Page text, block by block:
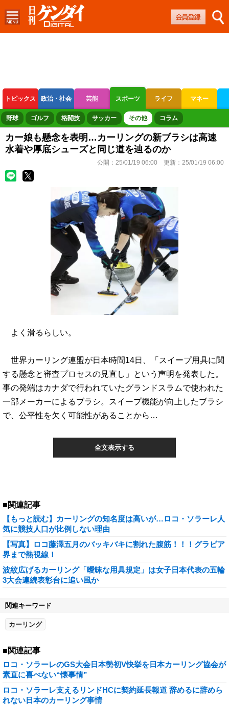
トピックス 政治・社会 芸能 スポーツ ライフ マネー
ボートレース 競輪 オートレース
野球 ゴルフ 格闘技 サッカー その他 コラム
カー娘も懸念を表明…カーリングの新ブラシは高速
水着や厚底シューズと同じ道を辿るのか
公開： 25/01/19 06:00 更新： 25/01/19 06:00
よく滑るらしい。
世界カーリング連盟が日本時間14日、「スイープ用具に関
する懸念と審査プロセスの見直し」という声明を発表した。
事の発端はカナダで行われていたグランドスラムで使われた
一部メーカーによるブラシ。スイープ機能が向上したブラシ
で、公平性を欠く可能性があることから…
全文表示する
■関連記事
【もっと読む】カーリングの知名度は高いが…ロコ・ソラーレ人
気に競技人口が比例しない理由
【写真】ロコ藤澤五月のバッキバキに割れた腹筋！！！グラビア
界まで熱視線！
波紋広げるカーリング「曖昧な用具規定」は女子日本代表の五輪
3大会連続表彰台に追い風か
関連キーワード
カーリング
■関連記事
ロコ・ソラーレのGS大会日本勢初V快挙を日本カーリング協会が
素直に喜べない“懐事情”
ロコ・ソラーレ支えるリンドHCに契約延長報道 辞めるに辞めら
れない日本のカーリング事情